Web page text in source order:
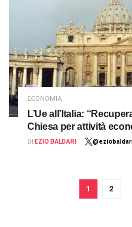
ECONOMIA
L’Ue all’Italia:
Chiesa per attività
DI EZIO BALDARI
1 2